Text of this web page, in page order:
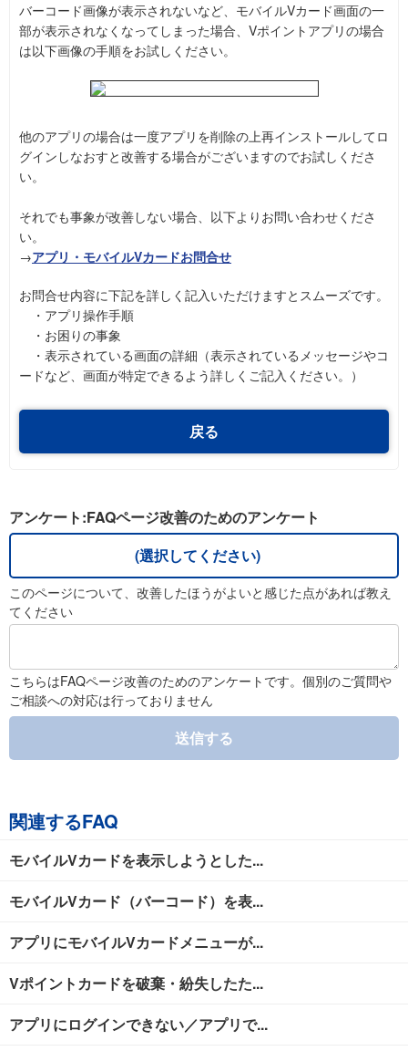
バーコード画像が表示されないなど、モバイルVカード画面の一
部が表示されなくなってしまった場合、Vポイントアプリの場合
は以下画像の手順をお試しください。
他のアプリの場合は一度アプリを削除の上再インストールしてロ
グインしなおすと改善する場合がございますのでお試しくださ
い。
それでも事象が改善しない場合、以下よりお問い合わせくださ
い。
→アプリ・モバイルVカードお問合せ
お問合せ内容に下記を詳しく記入いただけますとスムーズです。
・アプリ操作手順
・お困りの事象
・表示されている画面の詳細（表示されているメッセージやコ
ードなど、画面が特定できるよう詳しくご記入ください。）
戻る
アンケート:FAQページ改善のためのアンケート
(選択してください)
このページについて、改善したほうがよいと感じた点があれば教え
てください
こちらはFAQページ改善のためのアンケートです。個別のご質問や
ご相談への対応は行っておりません
送信する
関連するFAQ
モバイルVカードを表示しようとした...
モバイルVカード（バーコード）を表...
アプリにモバイルVカードメニューが...
Vポイントカードを破棄・紛失したた...
アプリにログインできない／アプリで...